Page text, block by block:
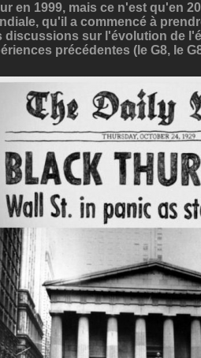
en 1999, mais ce n'est qu'en
qu'il a commencé à
discussions sur l'évolution de
précédentes (le G8, le